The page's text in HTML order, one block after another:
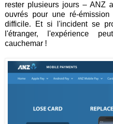
rester plusieurs jours – ANZ
ouvrés pour une ré-
difficile. Et si l'incident se
l'étranger, l'expérience
cauchemar !